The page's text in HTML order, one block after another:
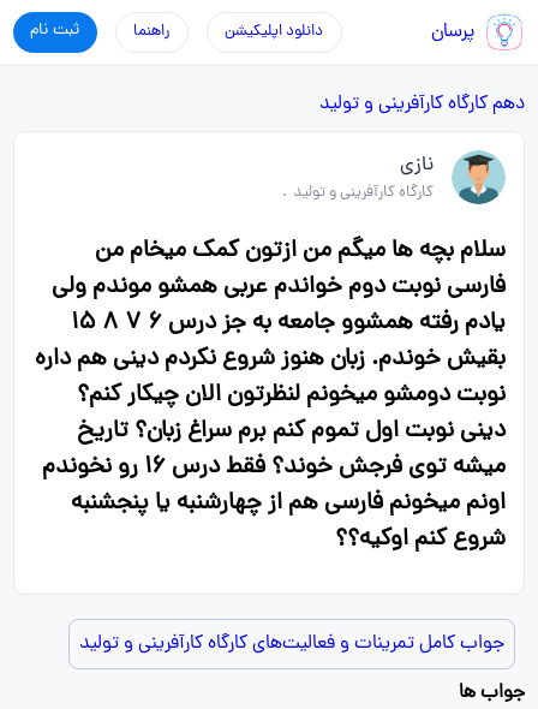
پرسان ثبت نام راهنما دانلود اپلیکیشن
دهمکارگاه کارآفرینی و تولید
نازی
کارگاه کارآفرینی و تولید .
سلام بچه ها میگم من ازتون کمک میخام من
فارسی نوبت دوم خواندم عربی همشو‌ موندم ولی
یادم رفته همشوو‌ جامعه به جز درس ۶ ۷ ۸ ۱۵
بقیش خوندم. زبان هنوز شروع نکردم‌ دینی هم داره
نوبت دومشو میخونم لنظرتون الان چیکار کنم؟
دینی نوبت اول تموم کنم برم سراغ زبان؟ تاریخ
میشه توی فرجش خوند؟ فقط درس ۱۶ رو نخوندم
اونم میخونم فارسی هم از چهارشنبه یا پنجشنبه
شروع کنم اوکیه؟؟
جواب کامل تمرینات و فعالیت‌های کارگاه کارآفرینی و تولید
جواب ها